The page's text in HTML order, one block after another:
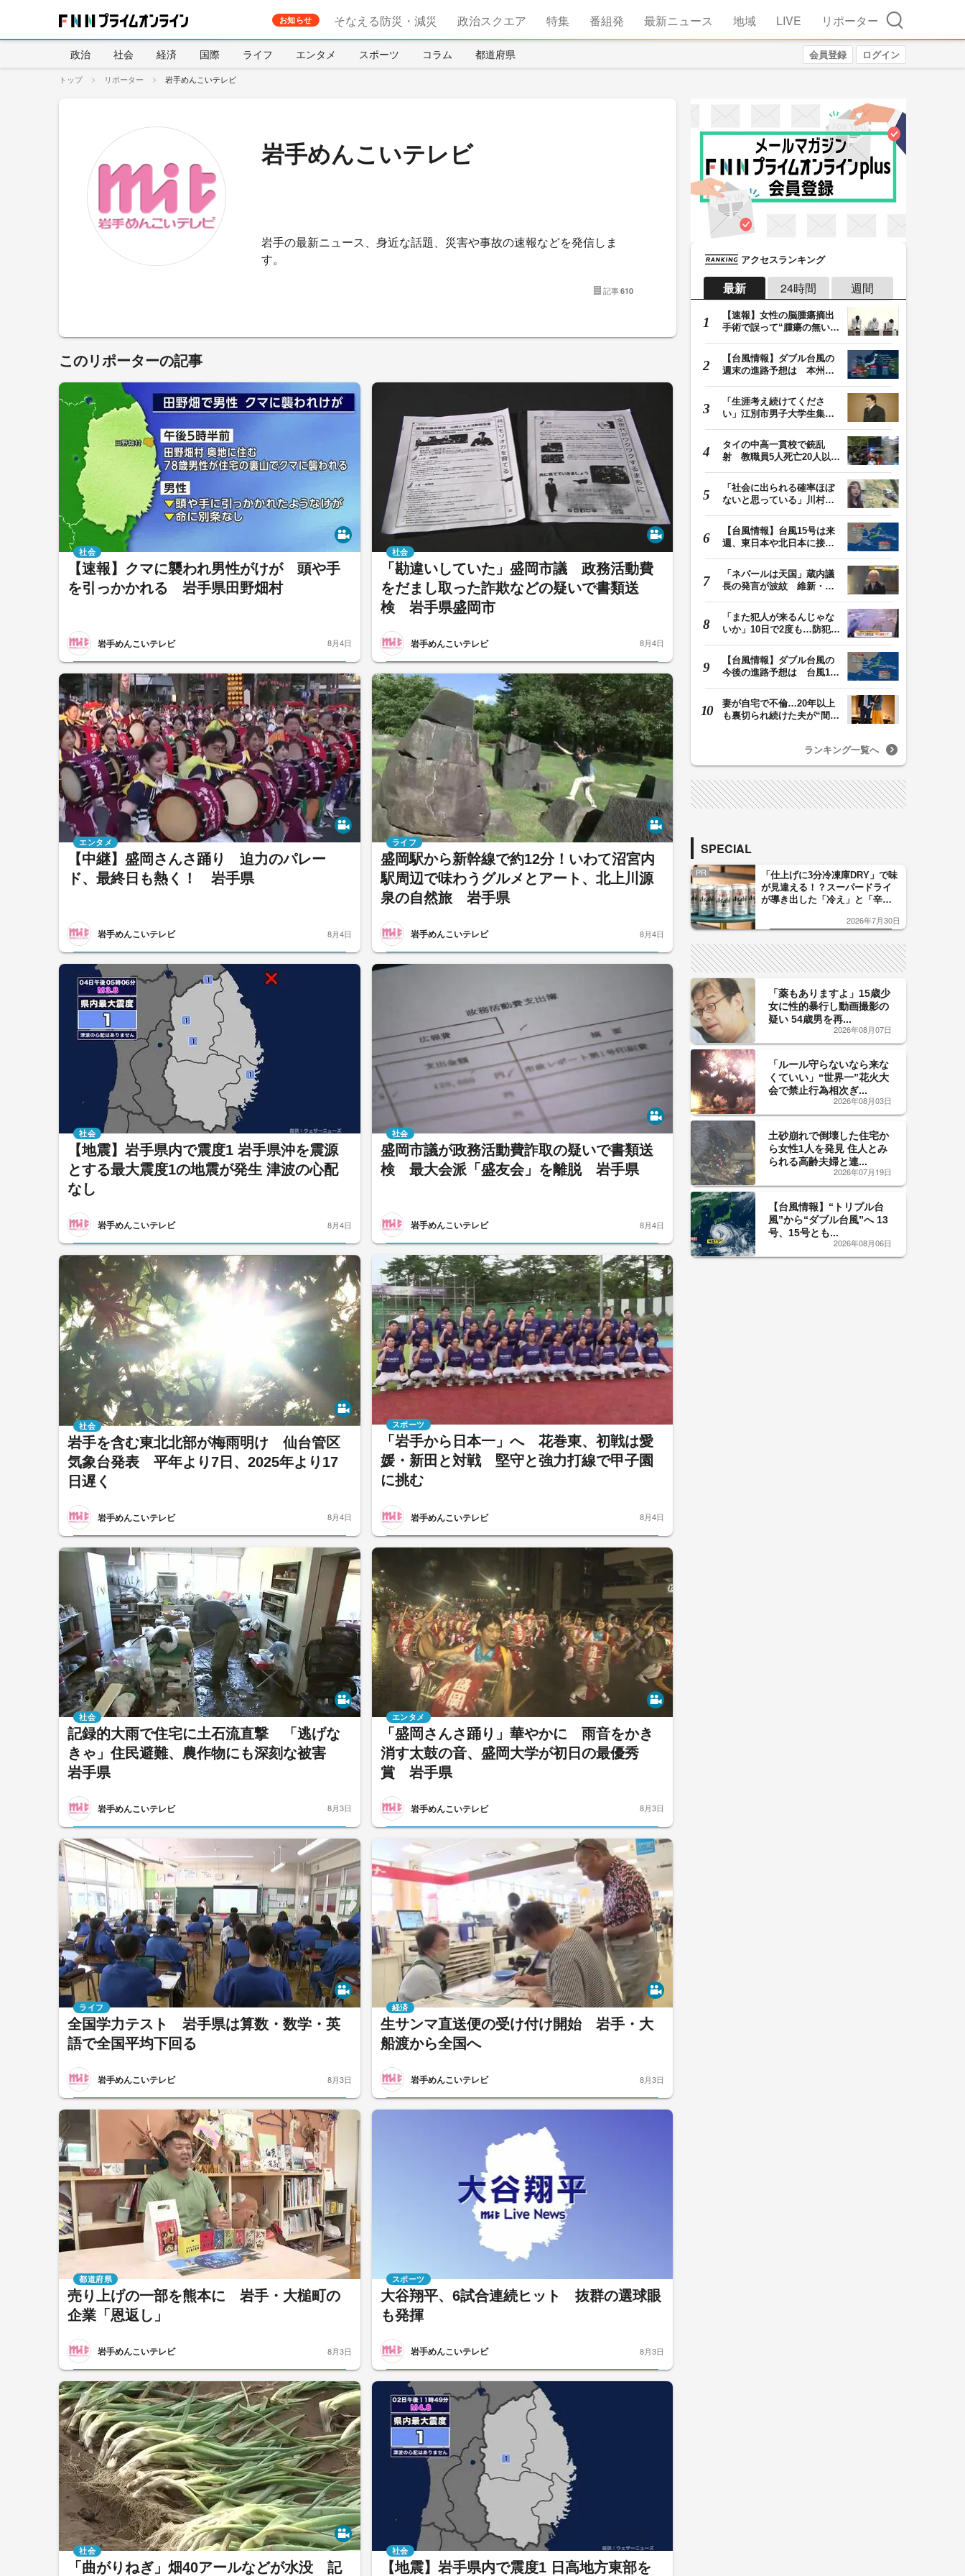
お知らせ そなえる防災・減災 政治スクエア 特集 番組発 最新ニュース 地域 LIVE リポーター 検索
政治 社会 経済 国際 ライフ エンタメ スポーツ コラム 都道府県 会員登録 ログイン
トップ リポーター 岩手めんこいテレビ
岩手めんこいテレビ
岩手の最新ニュース、身近な話題、災害や事故の速報などを発信しま
す。
記事610
このリポーターの記事
【速報】クマに襲われ男性がけが 頭や手
を引っかかれる 岩手県田野畑村
岩手めんこいテレビ
社会
8月4日
「勘違いしていた」盛岡市議 政務活動費
をだまし取った詐欺などの疑いで書類送
検 岩手県盛岡市
岩手めんこいテレビ
社会
8月4日
【中継】盛岡さんさ踊り 迫力のパレー
ド、最終日も熱く！ 岩手県
岩手めんこいテレビ
エンタメ
8月4日
盛岡駅から新幹線で約12分！いわて沼宮内
駅周辺で味わうグルメとアート、北上川源
泉の自然旅 岩手県
岩手めんこいテレビ
ライフ
8月4日
【地震】岩手県内で震度1 岩手県沖を震源
とする最大震度1の地震が発生 津波の心配
なし
岩手めんこいテレビ
社会
8月4日
盛岡市議が政務活動費詐取の疑いで書類送
検 最大会派「盛友会」を離脱 岩手県
岩手めんこいテレビ
社会
8月4日
岩手を含む東北北部が梅雨明け 仙台管区
気象台発表 平年より7日、2025年より17
日遅く
岩手めんこいテレビ
社会
8月4日
「岩手から日本一」へ 花巻東、初戦は愛
媛・新田と対戦 堅守と強力打線で甲子園
に挑む
岩手めんこいテレビ
スポーツ
8月4日
記録的大雨で住宅に土石流直撃 「逃げな
きゃ」住民避難、農作物にも深刻な被害
岩手県
岩手めんこいテレビ
社会
8月3日
「盛岡さんさ踊り」華やかに 雨音をかき
消す太鼓の音、盛岡大学が初日の最優秀
賞 岩手県
岩手めんこいテレビ
エンタメ
8月3日
全国学力テスト 岩手県は算数・数学・英
語で全国平均下回る
岩手めんこいテレビ
ライフ
8月3日
生サンマ直送便の受け付け開始 岩手・大
船渡から全国へ
岩手めんこいテレビ
経済
8月3日
売り上げの一部を熊本に 岩手・大槌町の
企業「恩返し」
岩手めんこいテレビ
都道府県
8月3日
大谷翔平、6試合連続ヒット 抜群の選球眼
も発揮
岩手めんこいテレビ
スポーツ
8月3日
「曲がりねぎ」畑40アールなどが水没 記
社会
【地震】岩手県内で震度1 日高地方東部を
社会
アクセスランキング
最新 24時間 週間
【速報】女性の脳腫瘍摘出
手術で誤って“腫瘍の無い部
【台風情報】ダブル台風の
週末の進路予想は 本州は
「生涯考え続けてくださ
い」江別市男子大学生集団
タイの中高一貫校で銃乱
射 教職員5人死亡20人以上
「社会に出られる確率ほぼ
ないと思っている」川村葉
【台風情報】台風15号は来
週、東日本や北日本に接近
「ネパールは天国」蔵内議
長の発言が波紋 維新・吉
「また犯人が来るんじゃな
いか」10日で2度も…防犯カ
【台風情報】ダブル台風の
今後の進路予想は 台風13
妻が自宅で不倫…20年以上
も裏切られ続けた夫が“間
ランキング一覧へ
SPECIAL
PR
「仕上げに3分冷凍庫DRY」で味
が見違える！？スーパードライ
が導き出した「冷え」と「辛
した「辛口カーブ」が飲み頃の
2026年7月30日
「薬もありますよ」15歳少
女に性的暴行し動画撮影の
疑い 54歳男を再...
2026年08月07日
「ルール守らないなら来な
くていい」“世界一”花火大
会で禁止行為相次ぎ...
2026年08月03日
土砂崩れで倒壊した住宅か
ら女性1人を発見 住人とみ
られる高齢夫婦と連...
2026年07月19日
【台風情報】“トリプル台
風”から“ダブル台風”へ 13
号、15号とも...
2026年08月06日